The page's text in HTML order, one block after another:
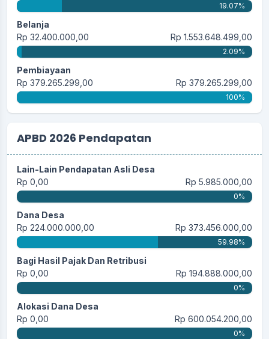
19.07%
Belanja
Rp 32.400.000,00
Rp 1.553.648.499,00
2.09%
Pembiayaan
Rp 379.265.299,00
Rp 379.265.299,00
100%
APBD 2026 Pendapatan
Lain-Lain Pendapatan Asli Desa
Rp 0,00
Rp 5.985.000,00
0%
Dana Desa
Rp 224.000.000,00
Rp 373.456.000,00
59.98%
Bagi Hasil Pajak Dan Retribusi
Rp 0,00
Rp 194.888.000,00
0%
Alokasi Dana Desa
Rp 0,00
Rp 600.054.200,00
0%